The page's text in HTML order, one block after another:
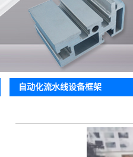
自动化流水线设备框架